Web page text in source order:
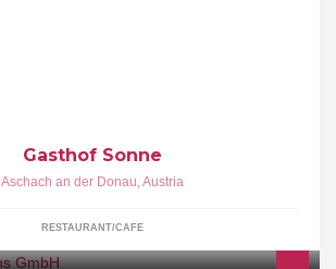
Gasthof Sonne
Aschach an der Donau,Austria
RESTAURANT/CAFE